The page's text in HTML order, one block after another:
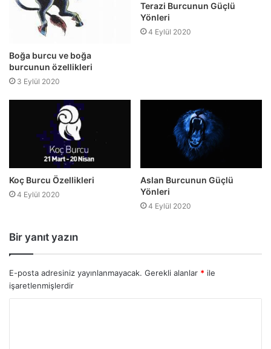
Boğa burcu ve boğa
burcunun özellikleri
3 Eylül 2020
Terazi Burcunun Güçlü
Yönleri
4 Eylül 2020
Koç Burcu Özellikleri
4 Eylül 2020
Aslan Burcunun Güçlü
Yönleri
4 Eylül 2020
Bir yanıt yazın
E-posta adresiniz yayınlanmayacak. Gerekli alanlar * ile
işaretlenmişlerdir